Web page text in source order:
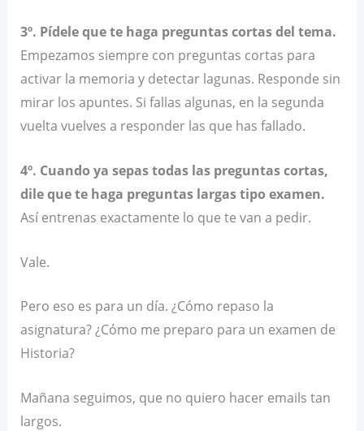
3º. Pídele que te haga preguntas cortas del tema.
Empezamos siempre con preguntas cortas para
activar la memoria y detectar lagunas. Responde sin
mirar los apuntes. Si fallas algunas, en la segunda
vuelta vuelves a responder las que has fallado.
4º. Cuando ya sepas todas las preguntas cortas,
dile que te haga preguntas largas tipo examen.
Así entrenas exactamente lo que te van a pedir.
Vale.
Pero eso es para un día. ¿Cómo repaso la
asignatura? ¿Cómo me preparo para un examen de
Historia?
Mañana seguimos, que no quiero hacer emails tan
largos.